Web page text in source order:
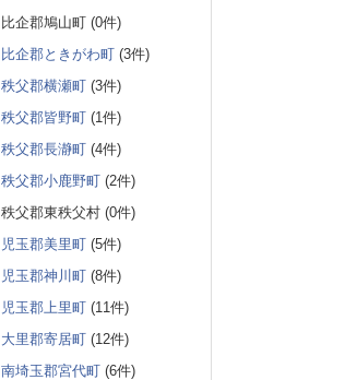
比企郡鳩山町 (0件)
比企郡ときがわ町 (3件)
秩父郡横瀬町 (3件)
秩父郡皆野町 (1件)
秩父郡長瀞町 (4件)
秩父郡小鹿野町 (2件)
秩父郡東秩父村 (0件)
児玉郡美里町 (5件)
児玉郡神川町 (8件)
児玉郡上里町 (11件)
大里郡寄居町 (12件)
南埼玉郡宮代町 (6件)